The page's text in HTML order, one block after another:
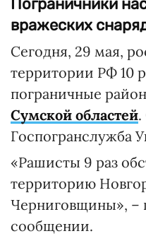
Пограничники
вражеских
Сегодня, 29 мая,
территории РФ 10
пограничные
Сумской областей
Госпогранслужба
«Рашисты 9 раз
территорию
Черниговщины», –
сообщении.